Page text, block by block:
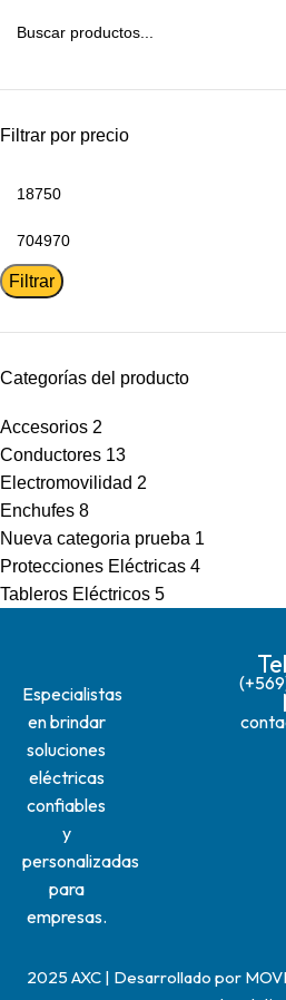
Filtrar por precio
Filtrar
Categorías del producto
Accesorios 2
Conductores 13
Electromovilidad 2
Enchufes 8
Nueva categoria prueba 1
Protecciones Eléctricas 4
Tableros Eléctricos 5
Especialistas
en brindar
soluciones
eléctricas
confiables
y
personalizadas
para
empresas.
2025 AXC | Desarrollado por